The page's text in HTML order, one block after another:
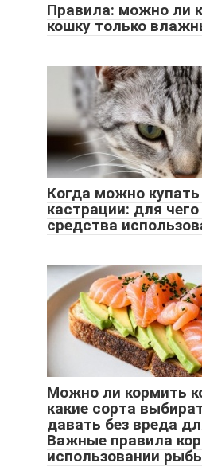
Правила: можно ли
кошку только
Когда можно купать
кастрации: для
средства
Можно ли кормить
какие сорта
давать без вреда
Важные правила
использовании